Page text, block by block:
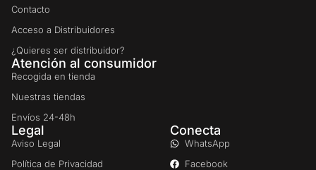
Contacto
Acceso a Distribuidores
¿Quieres ser distribuidor?
Atención al consumidor
Recogida en tienda
Nuestras tiendas
Envíos 24-48h
Legal
Aviso Legal
Política de Privacidad
Conecta
WhatsApp
Facebook